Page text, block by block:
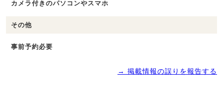
カメラ付きのパソコンやスマホ
その他
事前予約必要
→ 掲載情報の誤りを報告する